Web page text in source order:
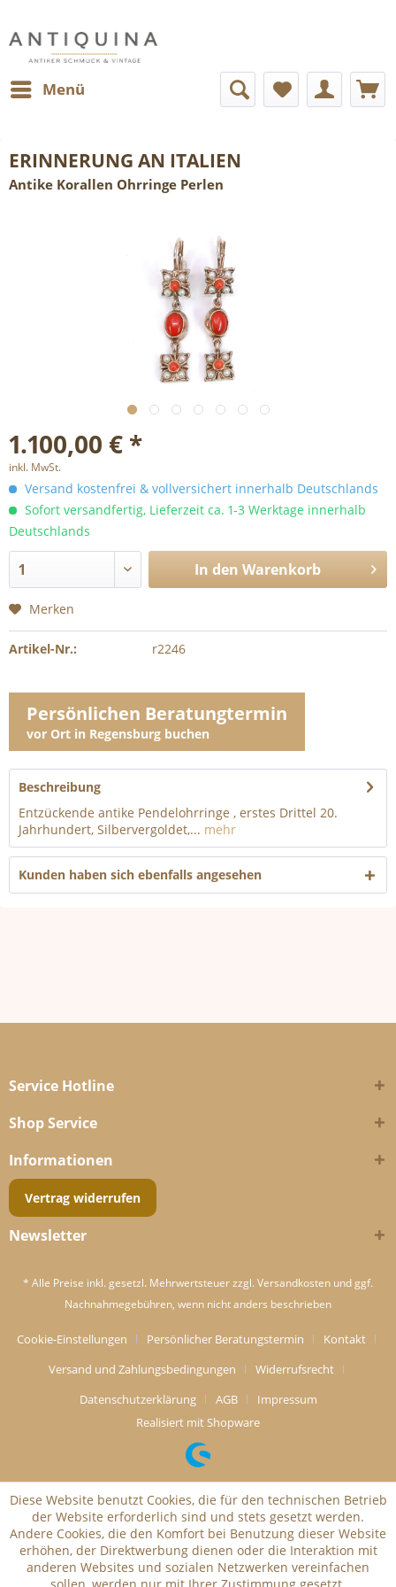
Menü
ERINNERUNG AN ITALIEN
Antike Korallen Ohrringe Perlen
1.100,00 € *
inkl. MwSt.
Versand kostenfrei & vollversichert innerhalb Deutschlands
Sofort versandfertig, Lieferzeit ca. 1-3 Werktage innerhalb
Deutschlands
In den Warenkorb
Merken
Artikel-Nr.: r2246
Persönlichen Beratungtermin
vor Ort in Regensburg buchen
Beschreibung
Entzückende antike Pendelohrringe , erstes Drittel 20.
Jahrhundert, Silbervergoldet,... mehr
Kunden haben sich ebenfalls angesehen
Service Hotline
Shop Service
Informationen
Vertrag widerrufen
Newsletter
* Alle Preise inkl. gesetzl. Mehrwertsteuer zzgl. Versandkosten und ggf.
Nachnahmegebühren, wenn nicht anders beschrieben
Cookie-Einstellungen Persönlicher Beratungstermin
Kontakt
Versand und Zahlungsbedingungen
Widerrufsrecht
Datenschutzerklärung
AGB
Impressum
Realisiert mit Shopware
Diese Website benutzt Cookies, die für den technischen Betrieb
der Website erforderlich sind und stets gesetzt werden.
Andere Cookies, die den Komfort bei Benutzung dieser Website
erhöhen, der Direktwerbung dienen oder die Interaktion mit
anderen Websites und sozialen Netzwerken vereinfachen